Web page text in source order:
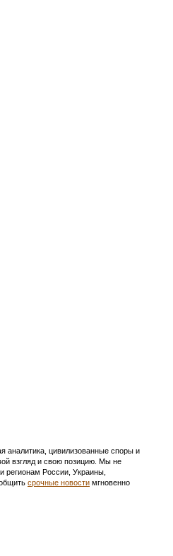
аналитика, цивилизованные споры и
взгляд и свою позицию. Мы не
регионам России, Украины,
срочные новости мгновенно